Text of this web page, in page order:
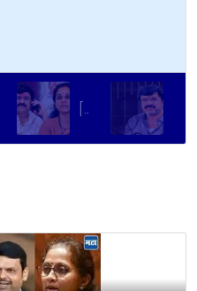
[Deshonnati]वाल्मिक कराडला बीड कारागृहातून नागपूरला हलवणार? सुप्रिया सुळे यांची मुख्यमंत्र्यांकडे मोठी मागणी